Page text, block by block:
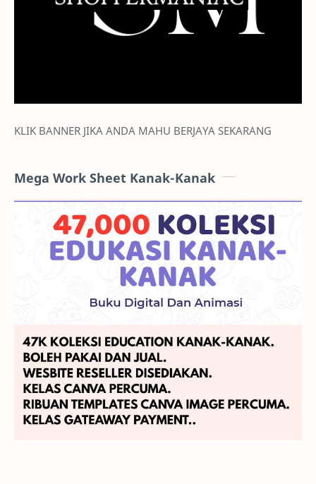
KLIK BANNER JIKA ANDA MAHU BERJAYA SEKARANG
Mega Work Sheet Kanak-Kanak